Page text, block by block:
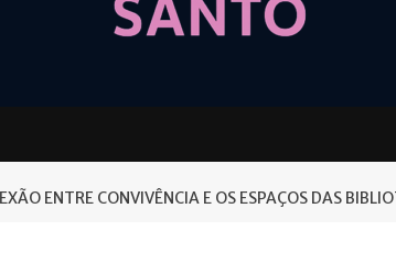
ENTRE CONVIVÊNCIA E OS ESPAÇOS DAS